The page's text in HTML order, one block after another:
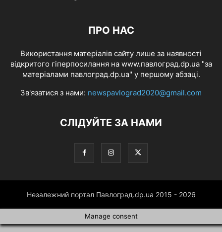
ПРО НАС
Використання матеріалів сайту лише за наявності
відкритого гіперпосилання на www.павлоград.dp.ua "за
матеріалами павлоград.dp.ua" у першому абзаці.
Зв'язатися з нами: newspavlograd2020@gmail.com
СЛІДУЙТЕ ЗА НАМИ
Незалежний портал Павлоград.dp.ua 2015 - 2026
Manage consent